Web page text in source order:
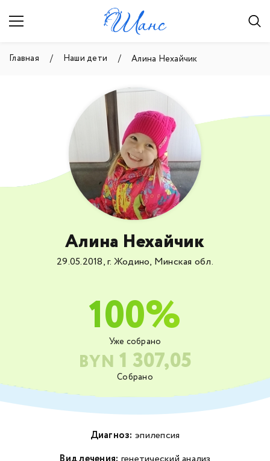
Главная Наши дети Алина Нехайчик
Собрано
BYN 1 307,05
Уже собрано
100%
Алина Нехайчик
29.05.2018, г. Жодино, Минская обл.
Диагноз: эпилепсия